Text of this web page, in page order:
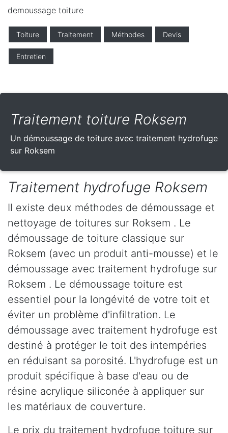
demoussage toiture
Toiture Traitement Méthodes Devis
Entretien
Traitement toiture Roksem
Un démoussage de toiture avec traitement hydrofuge
sur Roksem
Traitement hydrofuge Roksem
Il existe deux méthodes de démoussage et
nettoyage de toitures sur Roksem . Le
démoussage de toiture classique sur
Roksem (avec un produit anti-mousse) et le
démoussage avec traitement hydrofuge sur
Roksem . Le démoussage toiture est
essentiel pour la longévité de votre toit et
éviter un problème d'infiltration. Le
démoussage avec traitement hydrofuge est
destiné à protéger le toit des intempéries
en réduisant sa porosité. L'hydrofuge est un
produit spécifique à base d'eau ou de
résine acrylique siliconée à appliquer sur
les matériaux de couverture.
Le prix du traitement hydrofuge toiture sur